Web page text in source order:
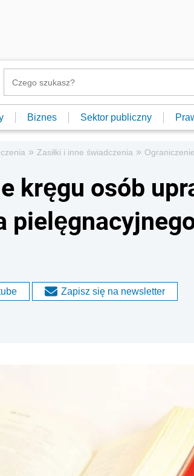
Biznes Sektor publiczny
» Zasiłki i inne świadczenia »
kręgu osób
Zapisz się na newsletter